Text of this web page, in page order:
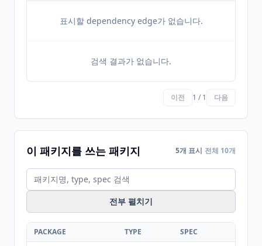
표시할 dependency edge가 없습니다.
검색 결과가 없습니다.
이전 1 / 1 다음
이 패키지를 쓰는 패키지 5개 표시 전체 10개
전부 펼치기
PACKAGE TYPE SPEC